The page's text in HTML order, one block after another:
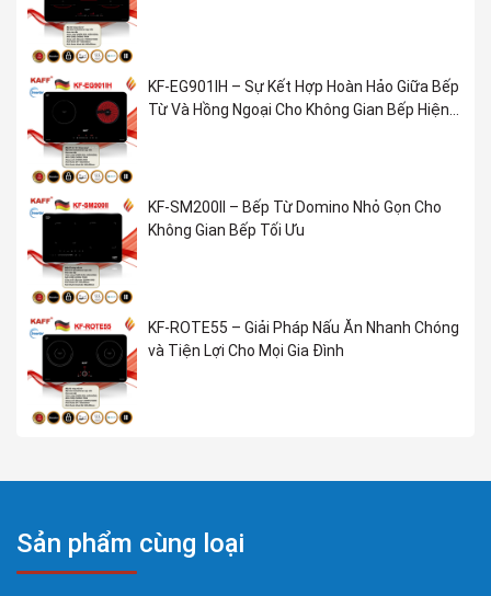
KF-EG901IH – Sự Kết Hợp Hoàn Hảo Giữa Bếp
Từ Và Hồng Ngoại Cho Không Gian Bếp Hiện
KF-SM200II – Bếp Từ Domino Nhỏ Gọn Cho
Không Gian Bếp Tối Ưu
KF-ROTE55 – Giải Pháp Nấu Ăn Nhanh Chóng
và Tiện Lợi Cho Mọi Gia Đình
Sản phẩm cùng loại